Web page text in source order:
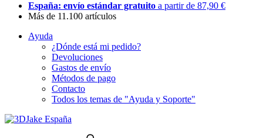
España: envío estándar gratuito a partir de 87,90 €
Más de 11.100 artículos
Ayuda
¿Dónde está mi pedido?
Devoluciones
Gastos de envío
Métodos de pago
Contacto
Todos los temas de "Ayuda y Soporte"